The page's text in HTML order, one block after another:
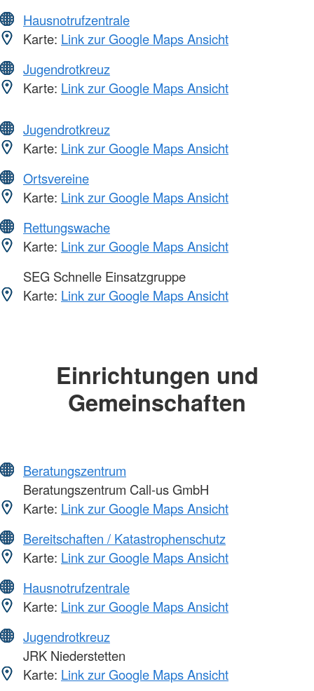
Hausnotrufzentrale
Karte: Link zur Google Maps Ansicht
Jugendrotkreuz
Karte: Link zur Google Maps Ansicht
Jugendrotkreuz
Karte: Link zur Google Maps Ansicht
Ortsvereine
Karte: Link zur Google Maps Ansicht
Rettungswache
Karte: Link zur Google Maps Ansicht
SEG Schnelle Einsatzgruppe
Karte: Link zur Google Maps Ansicht
Einrichtungen und
Gemeinschaften
Beratungszentrum
Beratungszentrum Call-us GmbH
Karte: Link zur Google Maps Ansicht
Bereitschaften / Katastrophenschutz
Karte: Link zur Google Maps Ansicht
Hausnotrufzentrale
Karte: Link zur Google Maps Ansicht
Jugendrotkreuz
JRK Niederstetten
Karte: Link zur Google Maps Ansicht